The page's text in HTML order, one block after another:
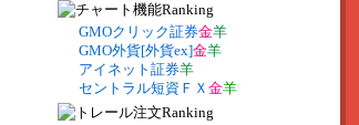
GMOクリック証券金羊
GMO外貨[外貨ex]金羊
アイネット証券羊
セントラル短資ＦＸ 金羊